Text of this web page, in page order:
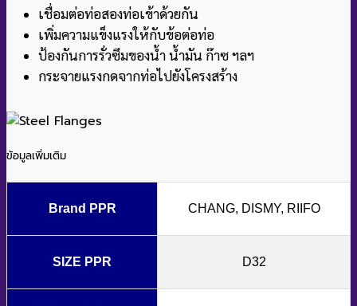
เชื่อมต่อท่อสองท่อเข้าด้วยกัน
เพิ่มความแข็งแรงให้กับข้อต่อท่อ
ป้องกันการรั่วซึมของน้ำ น้ำมัน ก๊าซ ฯลฯ
กระจายแรงกดจากท่อไปยังโครงสร้าง
ข้อมูลเพิ่มเติม
Brand PPR CHANG, DISMY, RIIFO
SIZE PPR D32